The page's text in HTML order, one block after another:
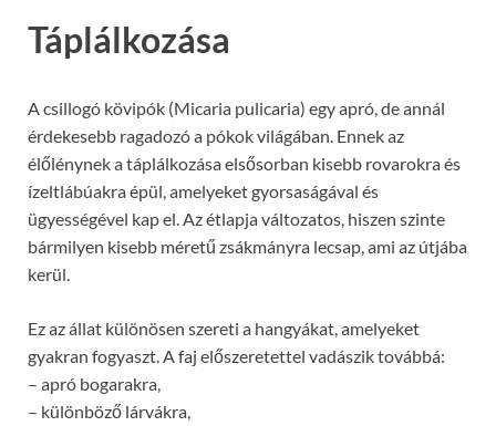
Táplálkozása
A csillogó kövipók (Micaria pulicaria) egy apró, de annál
érdekesebb ragadozó a pókok világában. Ennek az
élőlénynek a táplálkozása elsősorban kisebb rovarokra és
ízeltlábúakra épül, amelyeket gyorsaságával és
ügyességével kap el. Az étlapja változatos, hiszen szinte
bármilyen kisebb méretű zsákmányra lecsap, ami az útjába
kerül.
Ez az állat különösen szereti a hangyákat, amelyeket
gyakran fogyaszt. A faj előszeretettel vadászik továbbá:
– apró bogarakra,
– különböző lárvákra,